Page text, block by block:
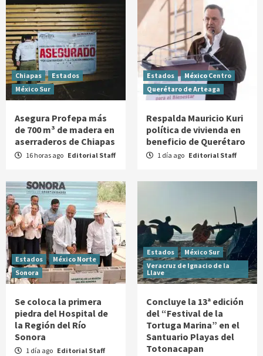
Chiapas
Estados
México Sur
Asegura Profepa más
de 700 m³ de madera en
aserraderos de Chiapas
16 horas ago Editorial Staff
Estados
México Centro
Querétaro de Arteaga
Respalda Mauricio Kuri
política de vivienda en
beneficio de Querétaro
1 día ago Editorial Staff
Estados
México Norte
Sonora
Se coloca la primera
piedra del Hospital de
la Región del Río
Sonora
1 día ago Editorial Staff
Estados
México Sur
Veracruz de Ignacio de la
Llave
Concluye la 13ª edición
del “Festival de la
Tortuga Marina” en el
Santuario Playas del
Totonacapan